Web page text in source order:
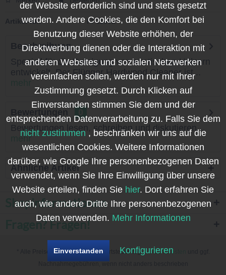
Artikel-Nr.: FF11602
Beschreibung
Speziell für die Reinigung von exotischen Hölzern
entwickelt. Der Flügger Hardwood Cleaner ist...
Bewertungen lesen, schreiben und diskutieren...
mehr
Ähnliche Artikel
Shopinformationen
Fragen? Fragen!
* Alle Preise inkl. gesetzl. Mehrwertsteuer zzgl. Versandkosten
der Website erforderlich sind und stets gesetzt
werden. Andere Cookies, die den Komfort bei
Benutzung dieser Website erhöhen, der
Direktwerbung dienen oder die Interaktion mit
anderen Websites und sozialen Netzwerken
vereinfachen sollen, werden nur mit Ihrer
Zustimmung gesetzt. Durch Klicken auf
Einverstanden stimmen Sie dem und der
entsprechenden Datenverarbeitung zu. Falls Sie dem
nicht zustimmen , beschränken wir uns auf die
wesentlichen Cookies. Weitere Informationen
darüber, wie Google Ihre personenbezogenen Daten
verwendet, wenn Sie Ihre Einwilligung über unsere
Website erteilen, finden Sie hier. Dort erfahren Sie
auch, wie andere Dritte Ihre personenbezogenen
Daten verwenden. Mehr Informationen
Einverstanden Konfigurieren